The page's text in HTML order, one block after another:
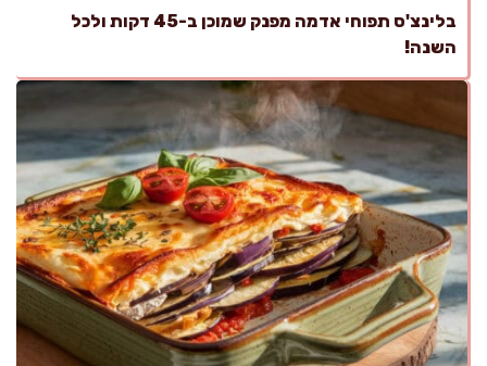
בלינצ'ס תפוחי אדמה מפנק שמוכן ב-45 דקות ולכל
השנה!